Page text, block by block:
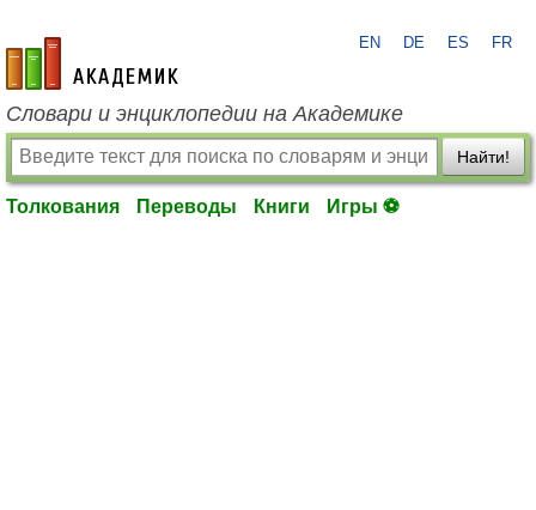
academic.ru
EN DE ES FR
Словари и энциклопедии на Академике
Найти!
Толкования Переводы Книги Игры ⚽